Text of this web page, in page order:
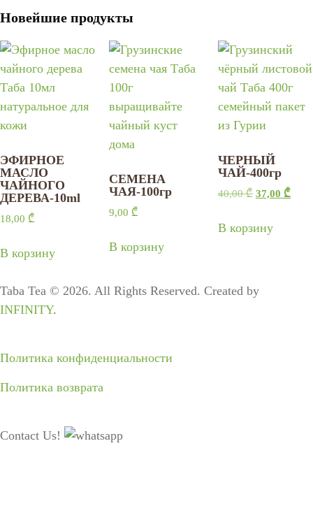
Новейшие продукты
ЭФИРНОЕ
МАСЛО
ЧАЙНОГО
ДЕРЕВА-10ml
18,00 ₾
В корзину
СЕМЕНА
ЧАЯ-100гр
9,00 ₾
В корзину
ЧЕРНЫЙ
ЧАЙ-400гр
40,00₾ 37,00 ₾
В корзину
Taba Tea © 2026. All Rights Reserved. Created by
INFINITY.
Политика конфиденциальности
Политика возврата
Contact Us!